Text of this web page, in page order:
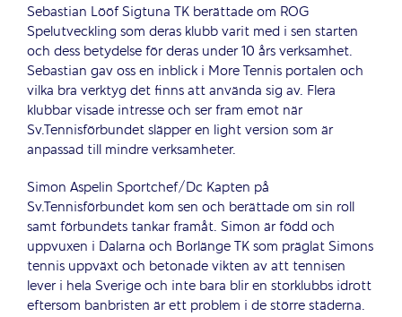
Sebastian Lööf Sigtuna TK berättade om ROG
Spelutveckling som deras klubb varit med i sen starten
och dess betydelse för deras under 10 års verksamhet.
Sebastian gav oss en inblick i More Tennis portalen och
vilka bra verktyg det finns att använda sig av. Flera
klubbar visade intresse och ser fram emot när
Sv.Tennisförbundet släpper en light version som är
anpassad till mindre verksamheter.
Simon Aspelin Sportchef/Dc Kapten på
Sv.Tennisförbundet kom sen och berättade om sin roll
samt förbundets tankar framåt. Simon är född och
uppvuxen i Dalarna och Borlänge TK som präglat Simons
tennis uppväxt och betonade vikten av att tennisen
lever i hela Sverige och inte bara blir en storklubbs idrott
eftersom banbristen är ett problem i de större städerna.